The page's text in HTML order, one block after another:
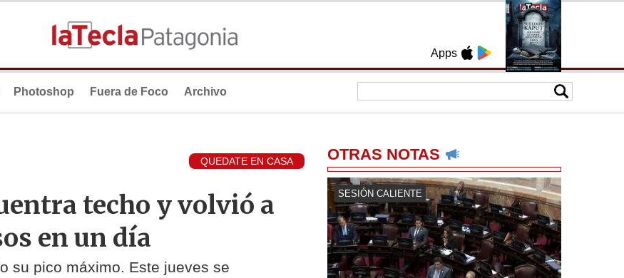
Apps
Photoshop Fuera de Foco Archivo
QUEDATE EN CASA
techo y volvió a
en un día
su pico máximo. Este jueves se
OTRAS NOTAS
SESIÓN CALIENTE